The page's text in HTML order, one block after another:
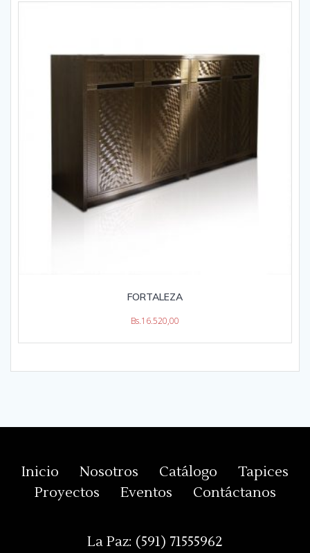
FORTALEZA
Bs.16.520,00
Inicio Nosotros Catálogo
Tapices
Proyectos
Eventos Contáctanos
La Paz: (591) 71555962